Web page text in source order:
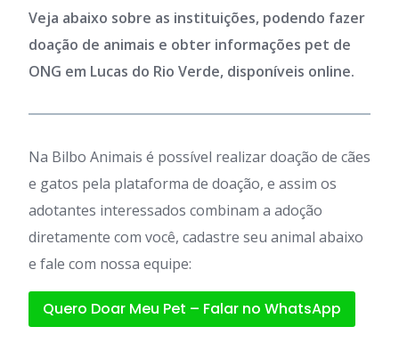
Veja abaixo sobre as instituições, podendo fazer
doação de animais e obter informações pet de
ONG em Lucas do Rio Verde, disponíveis online.
Na Bilbo Animais é possível realizar doação de cães
e gatos pela plataforma de doação, e assim os
adotantes interessados combinam a adoção
diretamente com você, cadastre seu animal abaixo
e fale com nossa equipe:
Quero Doar Meu Pet – Falar no WhatsApp